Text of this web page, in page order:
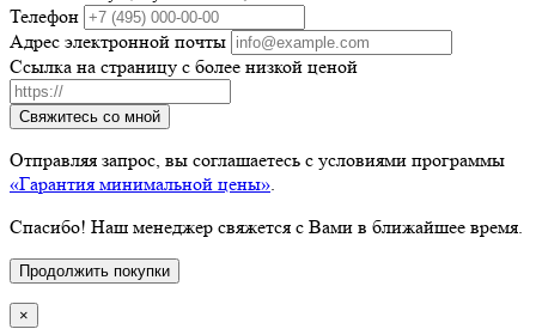
Телефон
Адрес электронной почты
Ссылка на страницу с более низкой ценой
Свяжитесь со мной
Отправляя запрос, вы соглашаетесь с условиями программы
«Гарантия минимальной цены»
Спасибо! Наш менеджер свяжется с Вами в ближайшее время.
Продолжить покупки
×